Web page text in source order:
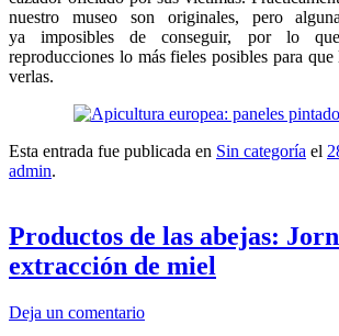
nuestro museo son originales, pero
ya imposibles de conseguir, por lo que
reproducciones lo más fieles posibles para que
verlas.
Esta entrada fue publicada en Sin categoría el
admin.
Productos de las abejas:
extracción de miel
Deja un comentario